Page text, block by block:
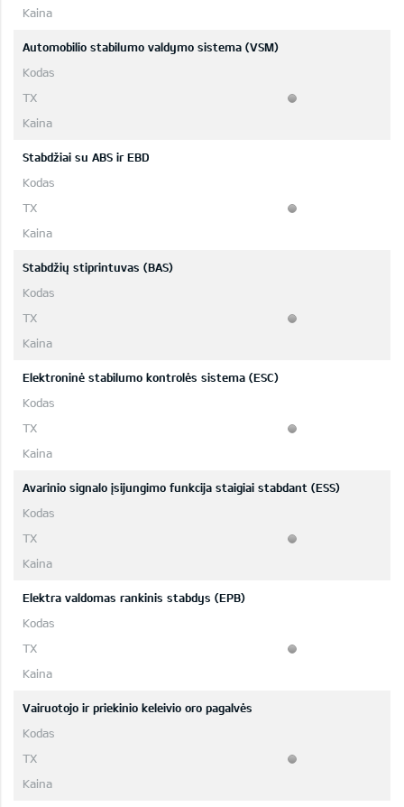
Automobilio stabilumo valdymo sistema (VSM)
Stabdžiai su ABS ir EBD
Stabdžių stiprintuvas (BAS)
Elektroninė stabilumo kontrolės sistema (ESC)
Avarinio signalo įsijungimo funkcija staigiai stabdant (ESS)
Elektra valdomas rankinis stabdys (EPB)
Vairuotojo ir priekinio keleivio oro pagalvės